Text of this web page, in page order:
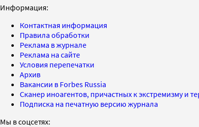
Информация:
Контактная информация
Правила обработки
Реклама в журнале
Реклама на сайте
Условия перепечатки
Архив
Вакансии в Forbes Russia
Сканер иноагентов, причастных к экстремизму и
Подписка на печатную версию журнала
Мы в соцсетях: